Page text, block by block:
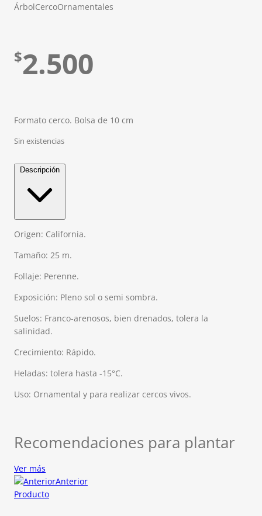
ÁrbolCercoOrnamentales
$2.500
Formato cerco. Bolsa de 10 cm
Sin existencias
Descripción
Origen: California.
Tamaño: 25 m.
Follaje: Perenne.
Exposición: Pleno sol o semi sombra.
Suelos: Franco-arenosos, bien drenados, tolera la
salinidad.
Crecimiento: Rápido.
Heladas: tolera hasta -15°C.
Uso: Ornamental y para realizar cercos vivos.
Recomendaciones para plantar
Ver más
Anterior
Producto